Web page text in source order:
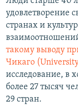
удовлетворение
странах и
такому выводу
Чикаго
исследование, в
более 27 тысяч
29 стран.